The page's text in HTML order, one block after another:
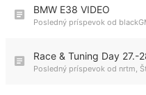
BMW E38 VIDEO
Posledný príspevok od
Race & Tuning Day 27.-
Posledný príspevok od nrtm